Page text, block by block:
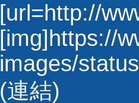
[url=http://
[img]https://
images/
(連結)